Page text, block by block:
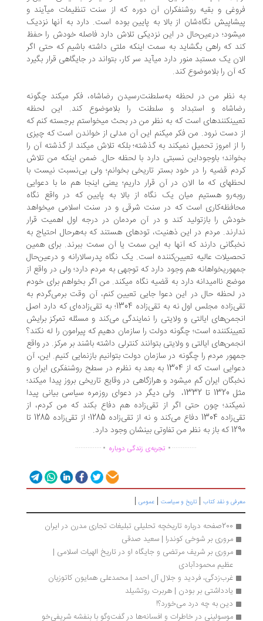
فروغی و بقیه روشنفکران آن دوره که از سنت تنظیمات می‎آیند و
نگاه‌شان از بالا به پایین بوده است. دارد به آنها نزدیک
می‎‏شود؛ در‌عین‌حال در این نزدیکی تلاش دارد فاصله خودش را حفظ
که راهی بگشاید به سمت اینکه ملتی داشته باشیم که حتی اگر
الان یک مستبد منور دارد می‎آید سر کار، بتواند در جایگاهی قرار بگیرد
آن را بلاموضوع کند.
به نظر من در لحظه به‌سلطنت‌رسیدن رضاشاه، فکر می‎کند چگونه
و استبداد و سلطنت را بلاموضوع کند. این لحظه
تعیین‎کننده‎ای است که به نظر من در بحث می‎خواستم برجسته کنم که
از دست نرود. من فکر می‎کنم این آن مدلی از خواندن است که چیزی
را از امروز تحمیل نمی‎کند به گذشته؛ بلکه تلاش می‎کند از گذشته آن را
با‌وجود‌این نسبتی دارد با لحظه حال. ضمن اینکه من تلاش
قضیه را در خود بستر تاریخی بخوانم؛ ولی بی‌نسبت نیست با
لحظه‎ای که ما الان در آن قرار داریم؛ یعنی اینجا هم ما با دعوایی
هستیم میان یک نگاه از بالا به پایین که در واقع نگاه
محافظه‌کاری است که در سنت شرقی و در سنت اسلامی می‎خواهد
را بازتولید کند و در آن مردمان در درجه اول اهمیت قرار
ندارند. مردم در این ذهنیت، توده‎ای هستند که به‌هر‌حال احتیاج به
دارند که آنها به این سمت یا آن سمت ببرند. برای همین
عالیه تعیین‌کننده است. یک نگاه پدرسالارانه و در‌عین‌حال
جمهوری‎خواهانه هم وجود دارد که توجهی به مردم دارد؛ ولی در واقع از
موضع ناامیدانه دارد به قضیه نگاه می‎کند. من اگر بخواهم برای خودم
لحظه حال در این دعوا جایی تعیین کنم، آن وقت برمی‌گردم به
تقی‌زاده مجلس اول نه به تقی‌زاده 1304؛ به تقی‌زاده‌ای که دارد اصل
ایالتی و ولایتی را نمایندگی می‌کند و مسئله تمرکز برایش
تعیین‎کننده است؛ چگونه دولت را سازمان دهیم که پیرامون را له نکند؟
ایالتی و ولایتی بتوانند کنترلی داشته باشند بر مرکز. در واقع
مردم را چگونه در سازمان دولت بتوانیم بازنمایی کنیم. این، آن
دعوایی است که از 1304 به بعد به نظرم در سطح روشنفکری ایران و
نخبگان ایران گم می‎شود و هرازگاهی در وقایع تاریخی بروز پیدا می‎کند؛
مثل 1320 تا 1332، ولی دیگر در دعوای روزمره سیاسی بیانی پیدا
نمی‎کند؛ چون حتی اگر از تقی‌زاده هم دفاع بکند که من کردم، از
تقی‌زاده 1304 دفاع می‌کند و نه از تقی‌زاده 1285؛ از تقی‌زاده 1285 تا
................تجربه‌ی زندگی دوباره ...............
و نقد کتاب|تاریخ و سیاست|عمومی |
مروری بر شوخی کوندرا | سعید صدقی
مروری بر شریف مرتضی و جایگاه او در تاریخ الهیات اسلامی |
عظیم محمودآبادی
غرب‌زدگی، فردید و جلال آل احمد | محمدعلی همایون کاتوزیان
یادداشتی بر بودن | هربرت روتشیلد
دین به چه درد می‌خورد؟!
موسولینی در خاطرات و افسانه‌ها در گفت‌وگو با بنفشه شریفی‌خو